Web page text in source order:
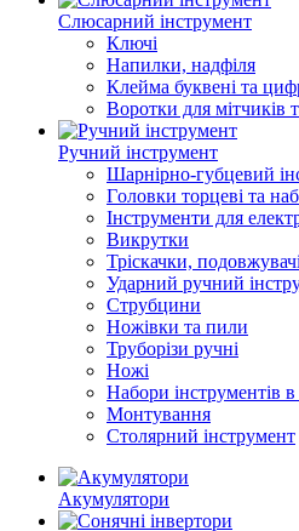
Слюсарний інструмент
Ключі
Напилки, надфіля
Клейма буквені та
Воротки для мітчиків
Ручний інструмент
Шарнірно-губцевий
Гoлoвки тopцeві тa
Інструменти для
Викрутки
Тріскачки,
Ударний ручний
Струбцини
Ножівки та пили
Труборізи ручні
Ножі
Набори інструментів
Монтування
Столярний інструмент
Акумулятори